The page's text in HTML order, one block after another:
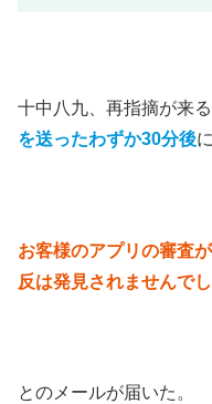
十中八九、再指摘が来
を送ったわずか30分後
お客様のアプリの審査
反は発見されませんでし
とのメールが届いた。